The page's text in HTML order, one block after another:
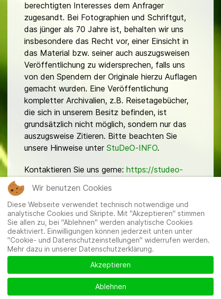
berechtigten Interesses dem Anfrager
zugesandt. Bei Fotographien und Schriftgut,
das jünger als 70 Jahre ist, behalten wir uns
insbesondere das Recht vor, einer Einsicht in
das Material bzw. seiner auch auszugsweisen
Veröffentlichung zu widersprechen, falls uns
von den Spendern der Originale hierzu Auflagen
gemacht wurden. Eine Veröffentlichung
kompletter Archivalien, z.B. Reisetagebücher,
die sich in unserem Besitz befinden, ist
grundsätzlich nicht möglich, sondern nur das
auszugsweise Zitieren. Bitte beachten Sie
unsere Hinweise unter StuDeO-INFO.
Kontaktieren Sie uns gerne: https://studeo-
Mitglieder|Impressum|Datenschutzerklärung|Cookie-
und Datenschutzeinstellungen
Wir benutzen Cookies
Diese Webseite verwendet technisch notwendige und
analytische Cookies und Skripte. Mit "Akzeptieren" stimmen
Sie allen zu, bei "Ablehnen" werden analytische Cookies
deaktiviert. Einwilligungen können jederzeit unten unter
"Cookie- und Datenschutzeinstellungen" widerrufen werden.
Mehr dazu in unserer Datenschutzerklärung.
Akzeptieren
Ablehnen